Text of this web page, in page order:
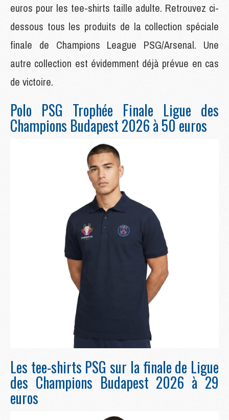
euros pour les tee-shirts taille adulte. Retrouvez ci-
dessous tous les produits de la collection spéciale
finale de Champions League PSG/Arsenal. Une
autre collection est évidemment déjà prévue en cas
de victoire.
Polo PSG Trophée Finale Ligue des
Champions Budapest 2026 à 50 euros
Les tee-shirts PSG sur la finale de Ligue
des Champions Budapest 2026 à 29
euros